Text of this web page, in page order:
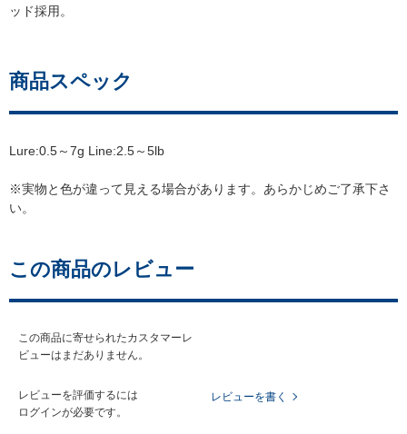
ッド採用。
商品スペック
Lure:0.5～7g Line:2.5～5lb
※実物と色が違って見える場合があります。あらかじめご了承下さ
い。
この商品のレビュー
この商品に寄せられたカスタマーレ
ビューはまだありません。
レビューを評価するには
ログインが必要です。
レビューを書く